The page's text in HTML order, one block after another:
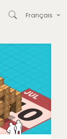
Français